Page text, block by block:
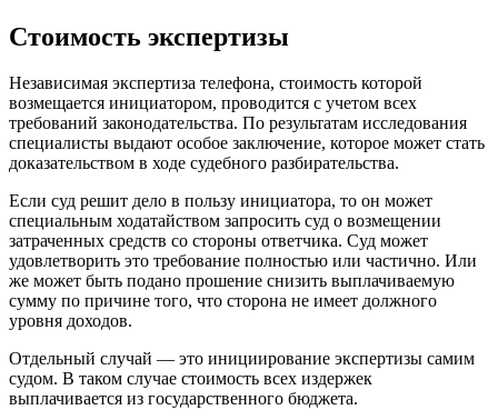
Стоимость экспертизы
Независимая экспертиза телефона, стоимость которой
возмещается инициатором, проводится с учетом всех
требований законодательства. По результатам исследования
специалисты выдают особое заключение, которое может стать
доказательством в ходе судебного разбирательства.
Если суд решит дело в пользу инициатора, то он может
специальным ходатайством запросить суд о возмещении
затраченных средств со стороны ответчика. Суд может
удовлетворить это требование полностью или частично. Или
же может быть подано прошение снизить выплачиваемую
сумму по причине того, что сторона не имеет должного
уровня доходов.
Отдельный случай ― это инициирование экспертизы самим
судом. В таком случае стоимость всех издержек
выплачивается из государственного бюджета.